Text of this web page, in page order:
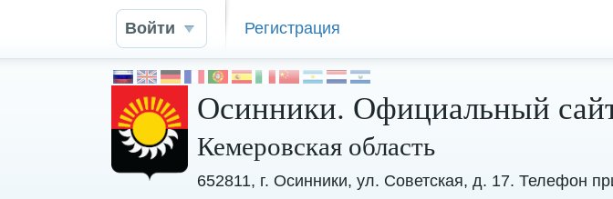
Войти Регистрация
Осинники. Официальный
Кемеровская область
652811, г. Осинники, ул. Советская, д. 17. Телефон